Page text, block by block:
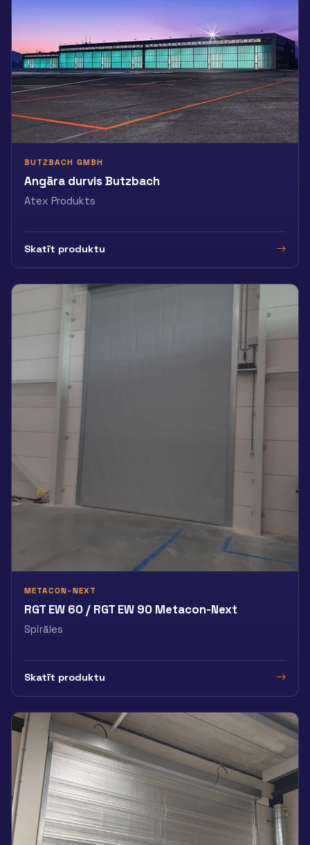
BUTZBACH GMBH
Angāra durvis Butzbach
Atex Produkts
Skatīt produktu
METACON-NEXT
RGT EW 60 / RGT EW 90 Metacon-Next
Spirāles
Skatīt produktu